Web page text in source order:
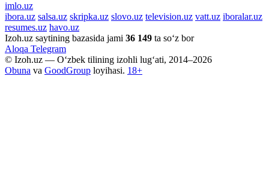
imlo.uz
ibora.uz salsa.uz skripka.uz slovo.uz television.uz vatt.uz iboralar.uz
resumes.uz havo.uz
Izoh.uz saytining bazasida jami 36 149 ta so‘z bor
Aloqa Telegram
© Izoh.uz — O‘zbek tilining izohli lug‘ati, 2014–2026
Obuna va GoodGroup loyihasi. 18+